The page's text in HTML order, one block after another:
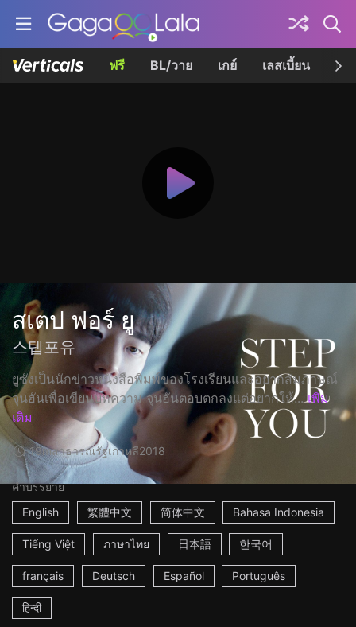
ฟรี BL/วาย เกย์ เลสเบี้ยน เค
สเตป ฟอร์ ยู
스텝포유
ยูซังเป็นนักข่าวหนังสือพิมพ์ของโรงเรียนและอยากสัมภาษณ์
จุนฮันเพื่อเขียนบทความ จุนฮันตอบตกลงแต่อยากให้... เพิ่ม
เติม
19mสาธารณรัฐเกาหลี2018
คำบรรยาย
English
繁體中文 简体中文 Bahasa Indonesia
Tiếng Việt ภาษาไทย 日本語 한국어
français Deutsch Español Português
हिन्दी